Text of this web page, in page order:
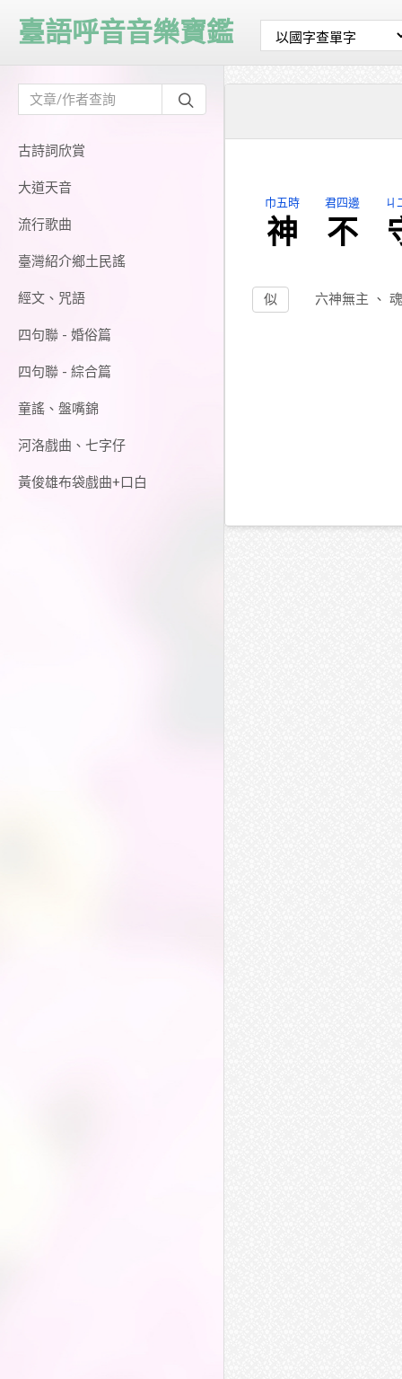
古詩詞欣賞
大道天音
流行歌曲
臺灣紹介鄉土民謠
經文、咒語
四句聯 - 婚俗篇
四句聯 - 綜合篇
童謠、盤嘴錦
河洛戲曲、七字仔
黃俊雄布袋戲曲+口白
臺語呼音音樂寶鑑
巾五時
神
君四邊
不
ㄐ
六神無主 、
似